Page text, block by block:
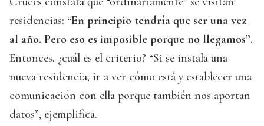
residencias: “En principio tendría que ser una vez
al año. Pero eso es imposible porque no llegamos”.
Entonces, ¿cuál es el criterio? “Si se instala una
nueva residencia, ir a ver cómo está y establecer una
comunicación con ella porque también nos aportan
datos”, ejemplifica.